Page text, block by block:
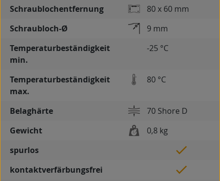
Schraublochentfernung
80 x 60 mm
Schraubloch-Ø
9 mm
Temperaturbeständigkeit
min.
-25 °C
Temperaturbeständigkeit
max.
80 °C
Belaghärte
70 Shore D
Gewicht
0,8 kg
spurlos
kontaktverfärbungsfrei